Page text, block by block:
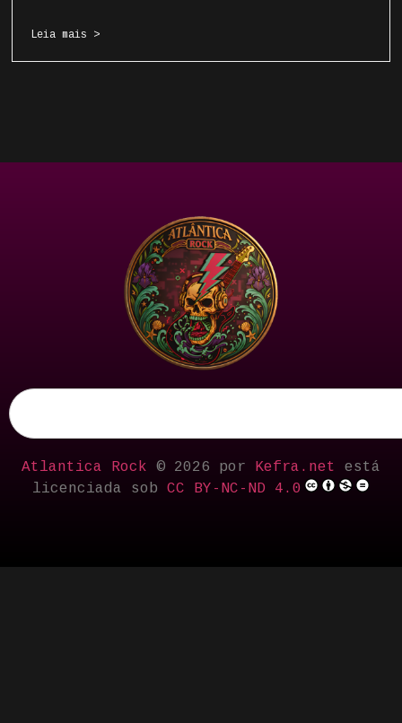
Leia mais >
Atlantica Rock © 2026 por Kefra.net
está
licenciada sob CC BY-NC-ND 4.0